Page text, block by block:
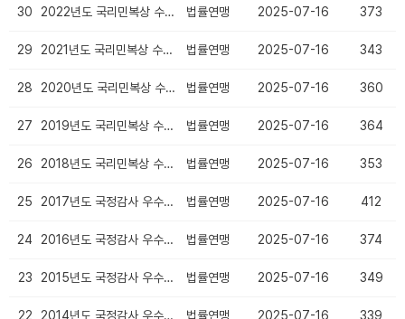
30 2022년도 국리민복상 수상의원 법률연맹 2025-07-16 373
29 2021년도 국리민복상 수상의원 법률연맹 2025-07-16 343
28 2020년도 국리민복상 수상의원 법률연맹 2025-07-16 360
27 2019년도 국리민복상 수상의원 법률연맹 2025-07-16 364
26 2018년도 국리민복상 수상의원 법률연맹 2025-07-16 353
25 2017년도 국정감사 우수의원 법률연맹 2025-07-16 412
24 2016년도 국정감사 우수의원 법률연맹 2025-07-16 374
23 2015년도 국정감사 우수의원 법률연맹 2025-07-16 349
22 2014년도 국정감사 우수의원 법률연맹 2025-07-16 339